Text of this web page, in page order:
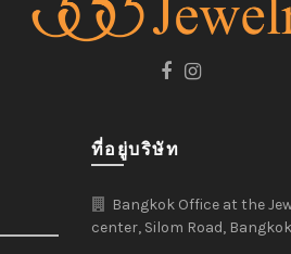
ที่อยู่บริษัท
Bangkok Office at the
center, Silom Road, Bangkok